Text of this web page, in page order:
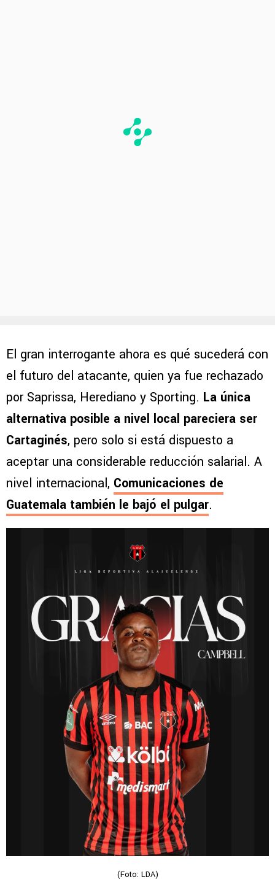
El gran interrogante ahora es qué sucederá con
el futuro del atacante, quien ya fue rechazado
por Saprissa, Herediano y Sporting. La única
alternativa posible a nivel local pareciera ser
Cartaginés, pero solo si está dispuesto a
aceptar una considerable reducción salarial. A
nivel internacional, Comunicaciones de
Guatemala también le bajó el pulgar.
(Foto: LDA)